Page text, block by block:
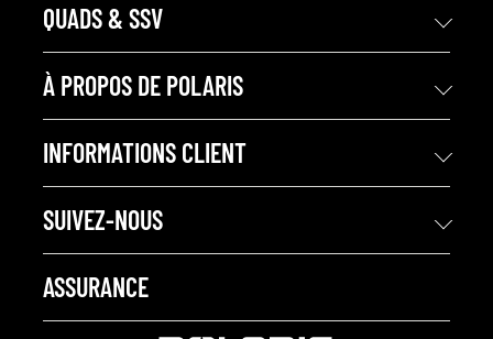
QUADS & SSV
À PROPOS DE POLARIS
INFORMATIONS CLIENT
SUIVEZ-NOUS
ASSURANCE